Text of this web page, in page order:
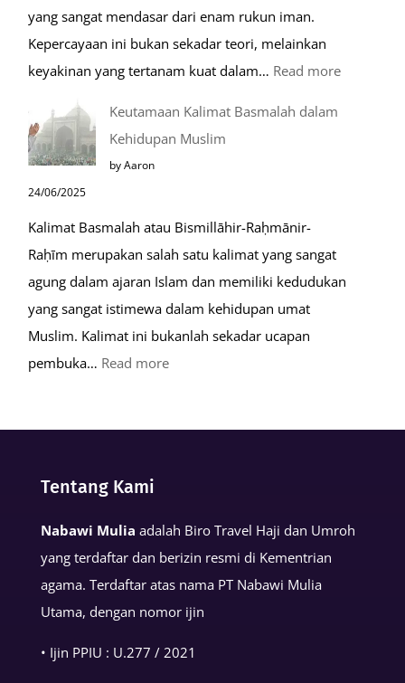
yang sangat mendasar dari enam rukun iman.
Kepercayaan ini bukan sekadar teori, melainkan
keyakinan yang tertanam kuat dalam… Read more:
Keutamaan Kalimat Basmalah dalam
Kehidupan Muslim
by Aaron
24/06/2025
Kalimat Basmalah atau Bismillāhir-Raḥmānir-
Raḥīm merupakan salah satu kalimat yang sangat
agung dalam ajaran Islam dan memiliki kedudukan
yang sangat istimewa dalam kehidupan umat
Muslim. Kalimat ini bukanlah sekadar ucapan
pembuka… Read more:
Muslim
Tentang Kami
Nabawi Mulia adalah Biro Travel Haji dan Umroh
yang terdaftar dan berizin resmi di Kementrian
agama. Terdaftar atas nama PT Nabawi Mulia
Utama, dengan nomor ijin
• Ijin PPIU : U.277 / 2021